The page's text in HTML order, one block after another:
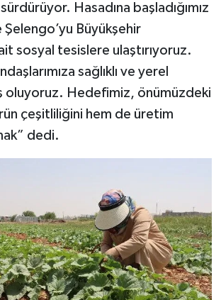
Hasadına başladığımız
Şelengo’yu Büyükşehir
sosyal tesislere ulaştırıyoruz.
sağlıklı ve yerel
oluyoruz. Hedefimiz, önümüzdeki
çeşitliliğini hem de üretim
dedi.